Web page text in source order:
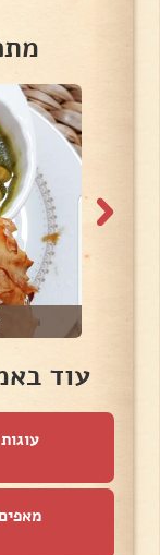
עוד
עוגות